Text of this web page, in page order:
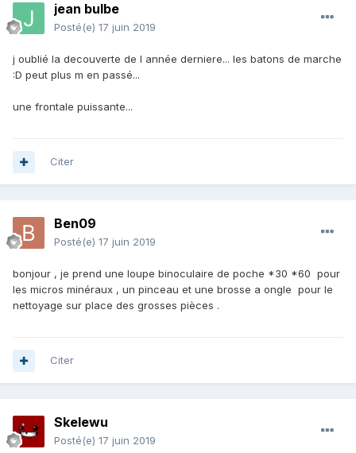
jean bulbe
Posté(e) 17 juin 2019
j oublié la decouverte de l année derniere... les batons de marche
:D peut plus m en passé...
une frontale puissante...
Citer
Ben09
Posté(e) 17 juin 2019
bonjour , je prend une loupe binoculaire de poche *30 *60 pour
les micros minéraux , un pinceau et une brosse a ongle pour le
nettoyage sur place des grosses pièces .
Citer
Skelewu
Posté(e) 17 juin 2019